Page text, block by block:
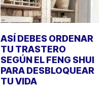
ASÍ DEBES ORDENAR
TU TRASTERO
SEGÚN EL FENG SHUI
PARA DESBLOQUEAR
TU VIDA